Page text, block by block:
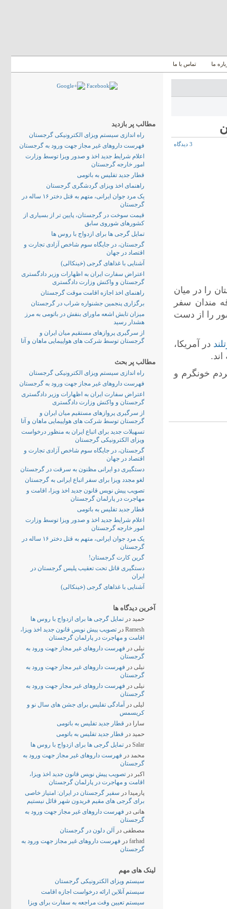
ما تماس با ما
3 دیدگاه
را در میان
داده و به علاقه مندان سفر
را از دست
در آمریکا،
خونگرم و
مطالب پر بازدید
راه اندازی سیستم ویزای الکترونیکی گرجستان
فهرست داروهای غیر مجاز جهت ورود به گرجستان
اعلام شرایط جدید اخذ و صدور ویزا توسط وزارت
امور خارجه گرجستان
قطار جدید تفلیس به باتومی
راهنمای اخذ ویزای گردشگری گرجستان
یک مرد جوان ایرانی، متهم به قتل دختر ۱۶ ساله در
گرجستان
قیمت سوخت در گرجستان، پایین تر از بسیاری از
کشورهای شوروی سابق
تمایل گرجی ها برای ازدواج با روس ها
گرجستان، در جایگاه سوم شاخص آزادی تجارت و
اقتصاد در جهان
آشنایی با غذاهای گرجی (خینکالی)
اعتراض سفارت ایران به اظهارات وزیر دادگستری
گرجستان و واکنش وزارت دادگستری
راهنمای اخذ اجازه اقامت موقت گرجستان
برگزاری پنجمین جشنواره شراب در گرجستان
میزان تابش اشعه ماورای بنفش در باتومی به مرز
هشدار رسید
از سرگیری پروازهای مستقیم میان ایران و
گرجستان توسط شرکت های هواپیمایی ماهان و آتا
مطالب پر بحث
راه اندازی سیستم ویزای الکترونیکی گرجستان
فهرست داروهای غیر مجاز جهت ورود به گرجستان
اعتراض سفارت ایران به اظهارات وزیر دادگستری
گرجستان و واکنش وزارت دادگستری
از سرگیری پروازهای مستقیم میان ایران و
گرجستان توسط شرکت های هواپیمایی ماهان و آتا
تسهیلات جدید برای اتباع ایران به منظور درخواست
ویزای الکترونیکی گرجستان
گرجستان، در جایگاه سوم شاخص آزادی تجارت و
اقتصاد در جهان
دستگیری دو ایرانی مظنون به سرقت در گرجستان
لغو مجدد ویزا برای سفر اتباع ایرانی به گرجستان
تصویب پیش نویس قانون جدید اخذ ویزا، اقامت و
مهاجرت در پارلمان گرجستان
قطار جدید تفلیس به باتومی
اعلام شرایط جدید اخذ و صدور ویزا توسط وزارت
امور خارجه گرجستان
یک مرد جوان ایرانی، متهم به قتل دختر ۱۶ ساله در
گرجستان
گرین کارت گرجستان!
دستگیری قاتل تحت تعقیب پلیس گرجستان در
ایران
آشنایی با غذاهای گرجی (خینکالی)
آخرین دیدگاه ها
حمید در تمایل گرجی ها برای ازدواج با روس ها
Ramesh در تصویب پیش نویس قانون جدید اخذ ویزا،
اقامت و مهاجرت در پارلمان گرجستان
نیلی در فهرست داروهای غیر مجاز جهت ورود به
گرجستان
نیلی در فهرست داروهای غیر مجاز جهت ورود به
گرجستان
نیلی در فهرست داروهای غیر مجاز جهت ورود به
گرجستان
لیلی در
آمادگی تفلیس برای جشن های سال نو و
کریسمس
سارا
در قطار جدید تفلیس به باتومی
حمید در قطار جدید تفلیس به باتومی
Salar در تمایل گرجی ها برای ازدواج با روس ها
محمد در فهرست داروهای غیر مجاز جهت ورود به
گرجستان
اکبر در تصویب پیش نویس قانون جدید اخذ ویزا،
اقامت و مهاجرت در پارلمان گرجستان
پارمیدا در سفیر گرجستان در ایران: امتیاز خاصی
برای گرجی های مقیم فریدون شهر قائل نیستیم
هانی در فهرست داروهای غیر مجاز جهت ورود به
گرجستان
مصطفی در
آلن دلون در گرجستان
farhad در فهرست داروهای غیر مجاز جهت ورود به
گرجستان
لینک های مهم
سیستم ویزای الکترونیکی گرجستان
سیستم آنلاین ارائه درخواست اجازه اقامت
سیستم تعیین وقت مراجعه به سفارت برای ویزا